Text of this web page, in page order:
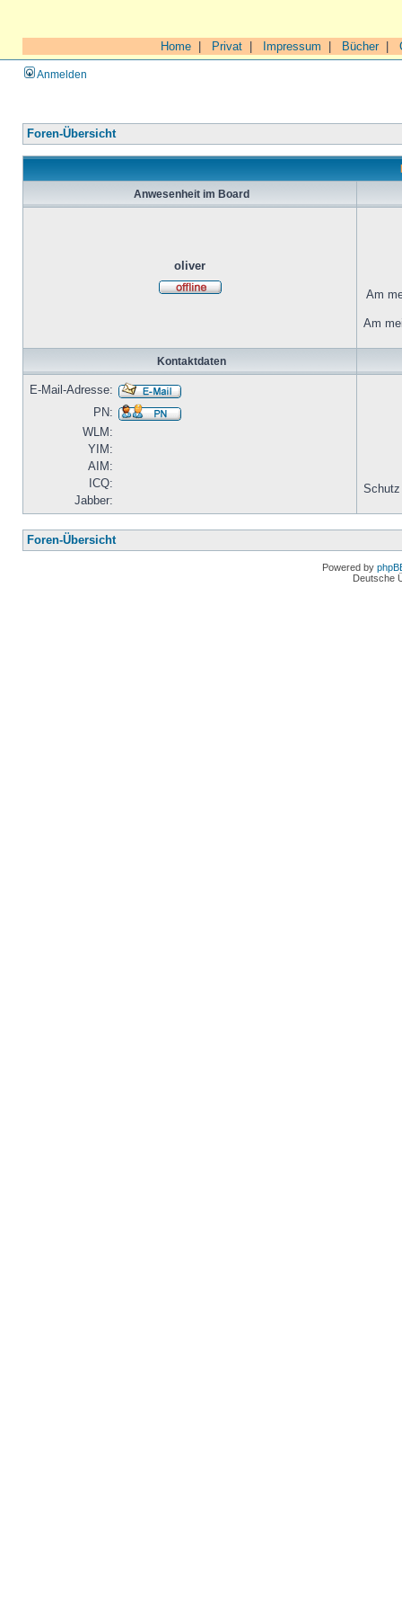
Home Privat Impressum Bücher|
Anmelden
Foren-Übersicht
Anwesenheit im Board
oliver
Am
Am
Kontaktdaten
E-Mail-Adresse:
PN:
WLM:
YIM:
AIM:
ICQ:
Jabber:
Schutz
Foren-Übersicht
Powered by
Deutsche